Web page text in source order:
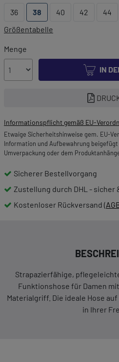
36
38 40 42 44
Größentabelle
Menge
IN
Informationspflicht gemäß EU-
Etwaige Sicherheitshinweise gem. EU-
Information und Aufbewahrung
Umverpackung oder dem
Sicherer Bestellvorgang
Zustellung durch DHL - sicher
Kostenloser Rückversand (
Strapazierfähige,
Funktionshose für Damen
Materialgriff. Die ideale Hose
in Ihrer